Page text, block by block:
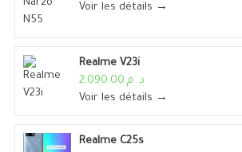
Voir les détails →
Realme V23i
د. م.2,090.00
Voir les détails →
Realme C25s